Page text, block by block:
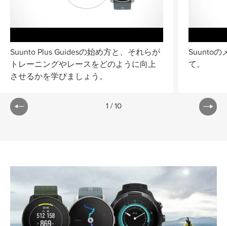
1 / 10
Suunto Plus Guidesの始め方と、それらが
トレーニングやレースをどのように向上
させるかを学びましょう。
Suuntoの
て。